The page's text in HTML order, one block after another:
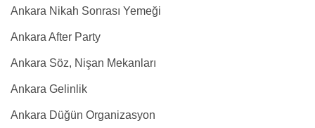
Ankara Nikah Sonrası Yemeği
Ankara After Party
Ankara Söz, Nişan Mekanları
Ankara Gelinlik
Ankara Düğün Organizasyon